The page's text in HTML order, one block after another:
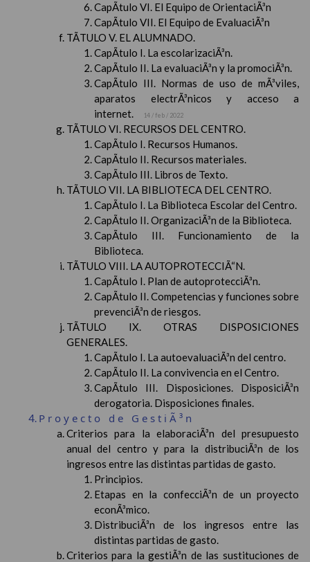
CapÃ­tulo VI. El Equipo de OrientaciÃ³n
CapÃ­tulo VII. El Equipo de EvaluaciÃ³n
TÃTULO V. EL ALUMNADO.
CapÃ­tulo I. La escolarizaciÃ³n.
CapÃ­tulo II. La evaluaciÃ³n y la promociÃ³n.
CapÃ­tulo III. Normas de uso de mÃ³viles,
aparatos electrÃ³nicos y acceso a
internet.
14 / feb / 2022
TÃTULO VI. RECURSOS DEL CENTRO.
CapÃ­tulo I. Recursos Humanos.
CapÃ­tulo II. Recursos materiales.
CapÃ­tulo III. Libros de Texto.
TÃTULO VII. LA BIBLIOTECA DEL CENTRO.
CapÃ­tulo I. La Biblioteca Escolar del Centro.
CapÃ­tulo II. OrganizaciÃ³n de la Biblioteca.
CapÃ­tulo III. Funcionamiento de la
Biblioteca.
TÃTULO VIII. LA AUTOPROTECCIÃ“N.
CapÃ­tulo I. Plan de autoprotecciÃ³n.
CapÃ­tulo II. Competencias y funciones sobre
prevenciÃ³n de riesgos.
TÃTULO IX. OTRAS DISPOSICIONES
GENERALES.
CapÃ­tulo I. La autoevaluaciÃ³n del centro.
CapÃ­tulo II. La convivencia en el Centro.
CapÃ­tulo III. Disposiciones. DisposiciÃ³n
derogatoria. Disposiciones finales.
Proyecto de GestiÃ³n
Criterios para la elaboraciÃ³n del presupuesto
anual del centro y para la distribuciÃ³n de los
ingresos entre las distintas partidas de gasto.
Principios.
Etapas en la confecciÃ³n de un proyecto
econÃ³mico.
DistribuciÃ³n de los ingresos entre las
distintas partidas de gasto.
Criterios para la gestiÃ³n de las sustituciones de